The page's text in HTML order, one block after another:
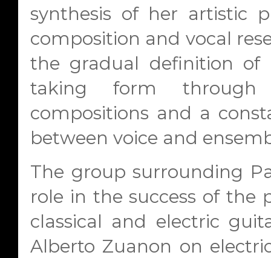
synthesis of her artistic
composition and vocal
the gradual definition of
taking form through
compositions and a
between voice and
The group surrounding
role in the success of the
classical and electric
Alberto Zuanon on